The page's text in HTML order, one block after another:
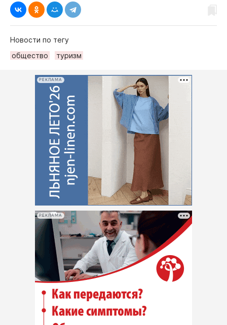
Новости по тегу
общество
туризм
РЕКЛАМА
РЕКЛАМА